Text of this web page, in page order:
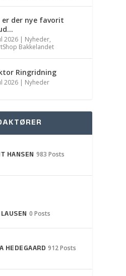
er der nye favorit
2026 | Nyheder,
Bakkelandet
Ringridning
2026 | Nyheder
HANSEN 983 Posts
0 Posts
HEDEGAARD 912 Posts